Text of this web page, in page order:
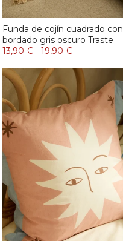
Funda de cojín cuadrado con
bordado gris oscuro Traste
13,90 € - 19,90 €